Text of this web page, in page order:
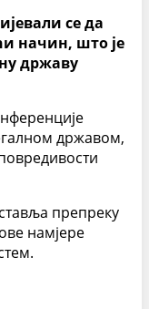
се да
начин, што је
државу
државом,
препреку
намјере